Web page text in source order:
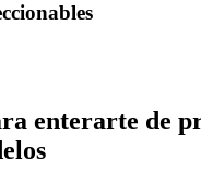
enterarte de